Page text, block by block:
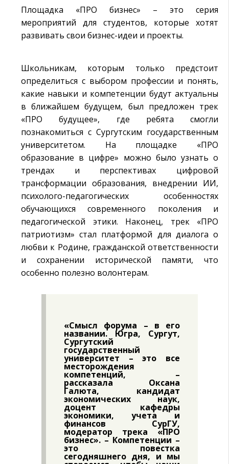
Площадка «ПРО бизнес» – это серия
мероприятий для студентов, которые хотят
развивать свои бизнес-идеи и проекты.
Школьникам, которым только предстоит
определиться с выбором профессии и понять,
какие навыки и компетенции будут актуальны
в ближайшем будущем, был предложен трек
«ПРО будущее», где ребята смогли
познакомиться с Сургутским государственным
университетом. На площадке «ПРО
образование в цифре» можно было узнать о
трендах и перспективах цифровой
трансформации образования, внедрении ИИ,
психолого-педагогических особенностях
обучающихся современного поколения и
педагогической этики. Наконец, трек «ПРО
патриотизм» стал платформой для диалога о
любви к Родине, гражданской ответственности
и сохранении исторической памяти, что
особенно полезно волонтерам.
«Смысл форума – в его
названии. Югра, Сургут,
Сургутский
государственный
университет – это все
месторождения
компетенций, –
рассказала Оксана
Галюта, кандидат
экономических наук,
доцент кафедры
экономики, учета и
финансов СурГУ,
модератор трека «ПРО
бизнес». – Компетенции –
это повестка
сегодняшнего дня, и мы